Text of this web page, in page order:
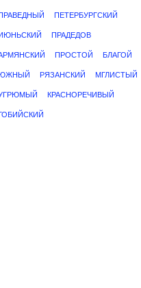
ПЕТЕРБУРГСКИЙ
ПРАДЕДОВ
ПРОСТОЙ БЛАГОЙ
РЯЗАНСКИЙ МГЛИСТЫЙ
КРАСНОРЕЧИВЫЙ